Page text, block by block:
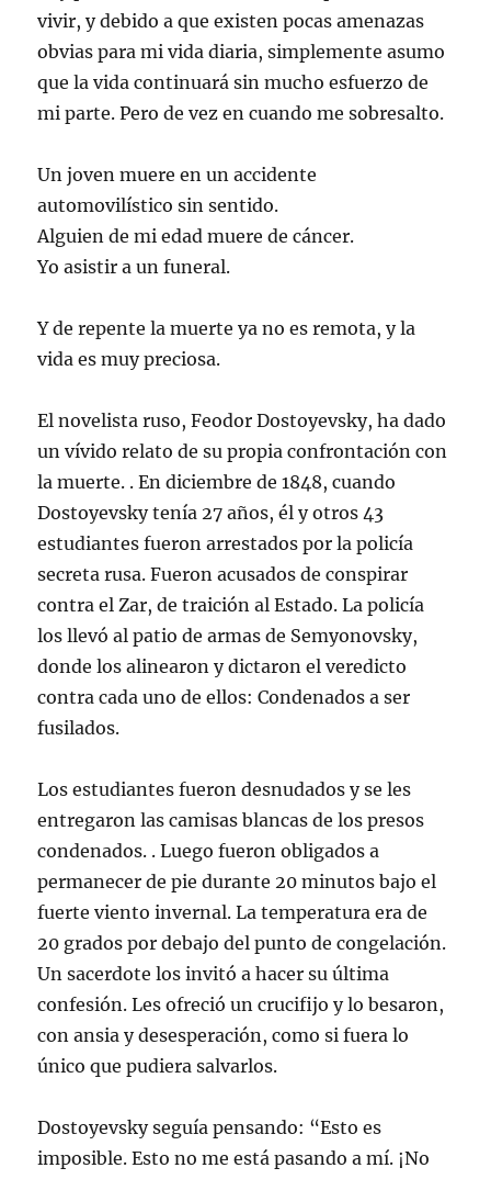
vivir, y debido a que existen pocas amenazas
obvias para mi vida diaria, simplemente asumo
que la vida continuará sin mucho esfuerzo de
mi parte. Pero de vez en cuando me sobresalto.
Un joven muere en un accidente
automovilístico sin sentido.
Alguien de mi edad muere de cáncer.
Yo asistir a un funeral.
Y de repente la muerte ya no es remota, y la
vida es muy preciosa.
El novelista ruso, Feodor Dostoyevsky, ha dado
un vívido relato de su propia confrontación con
la muerte. . En diciembre de 1848, cuando
Dostoyevsky tenía 27 años, él y otros 43
estudiantes fueron arrestados por la policía
secreta rusa. Fueron acusados de conspirar
contra el Zar, de traición al Estado. La policía
los llevó al patio de armas de Semyonovsky,
donde los alinearon y dictaron el veredicto
contra cada uno de ellos: Condenados a ser
fusilados.
Los estudiantes fueron desnudados y se les
entregaron las camisas blancas de los presos
condenados. . Luego fueron obligados a
permanecer de pie durante 20 minutos bajo el
fuerte viento invernal. La temperatura era de
20 grados por debajo del punto de congelación.
Un sacerdote los invitó a hacer su última
confesión. Les ofreció un crucifijo y lo besaron,
con ansia y desesperación, como si fuera lo
único que pudiera salvarlos.
Dostoyevsky seguía pensando: “Esto es
imposible. Esto no me está pasando a mí. ¡No